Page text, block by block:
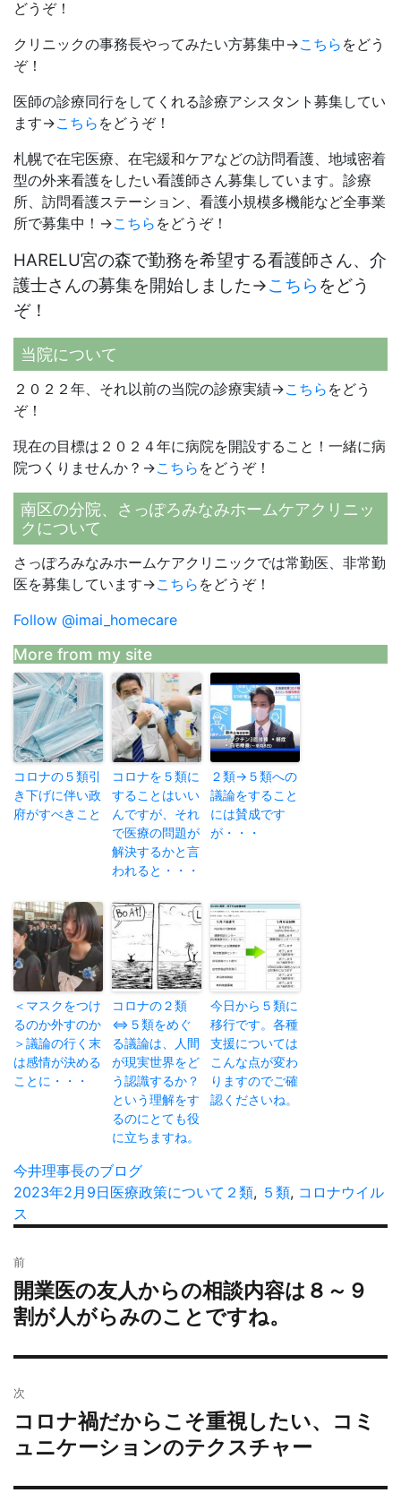
どうぞ！
クリニックの事務長やってみたい方募集中→こちら をどう
ぞ！
医師の診療同行をしてくれる診療アシスタント募集してい
ます→こちら をどうぞ！
札幌で在宅医療、在宅緩和ケアなどの訪問看護、地域密着
型の外来看護をしたい看護師さん募集しています。診療
所、訪問看護ステーション、看護小規模多機能など全事業
所で募集中！→こちら をどうぞ！
HARELU宮の森で勤務を希望する看護師さん、介
護士さんの募集を開始しました→こちら をどう
ぞ！
当院について
２０２２年、それ以前の当院の診療実績→こちら をどう
ぞ！
現在の目標は２０２４年に病院を開設すること！一緒に病
院つくりませんか？→こちら をどうぞ！
南区の分院、さっぽろみなみホームケアクリニッ
クについて
さっぽろみなみホームケアクリニックでは常勤医、非常勤
医を募集しています→こちら をどうぞ！
Follow @imai_homecare
More from my site
コロナの５類引
き下げに伴い政
府がすべきこと
コロナを５類に
することはいい
んですが、それ
で医療の問題が
解決するかと言
われると・・・
２類→５類への
議論をすること
には賛成です
が・・・
＜マスクをつけ
るのか外すのか
＞議論の行く末
は感情が決める
ことに・・・
コロナの２類
⇔５類をめぐ
る議論は、人間
が現実世界をど
う認識するか？
という理解をす
るのにとても役
に立ちますね。
今日から５類に
移行です。各種
支援については
こんな点が変わ
りますのでご確
認くださいね。
投
稿
者
今井理事長のブログ
投
稿
2023年2月9日カ
医療政策について タ
２類, ５類, コロナウイル
ス
稿
ナ
ビ
シ
ョ
ン
前
過
去
の
投
開業医の友人からの相談内容は８～９
割が人がらみのことですね。
次
次
の
稿:
コロナ禍だからこそ重視したい、コミ
ュニケーションのテクスチャー